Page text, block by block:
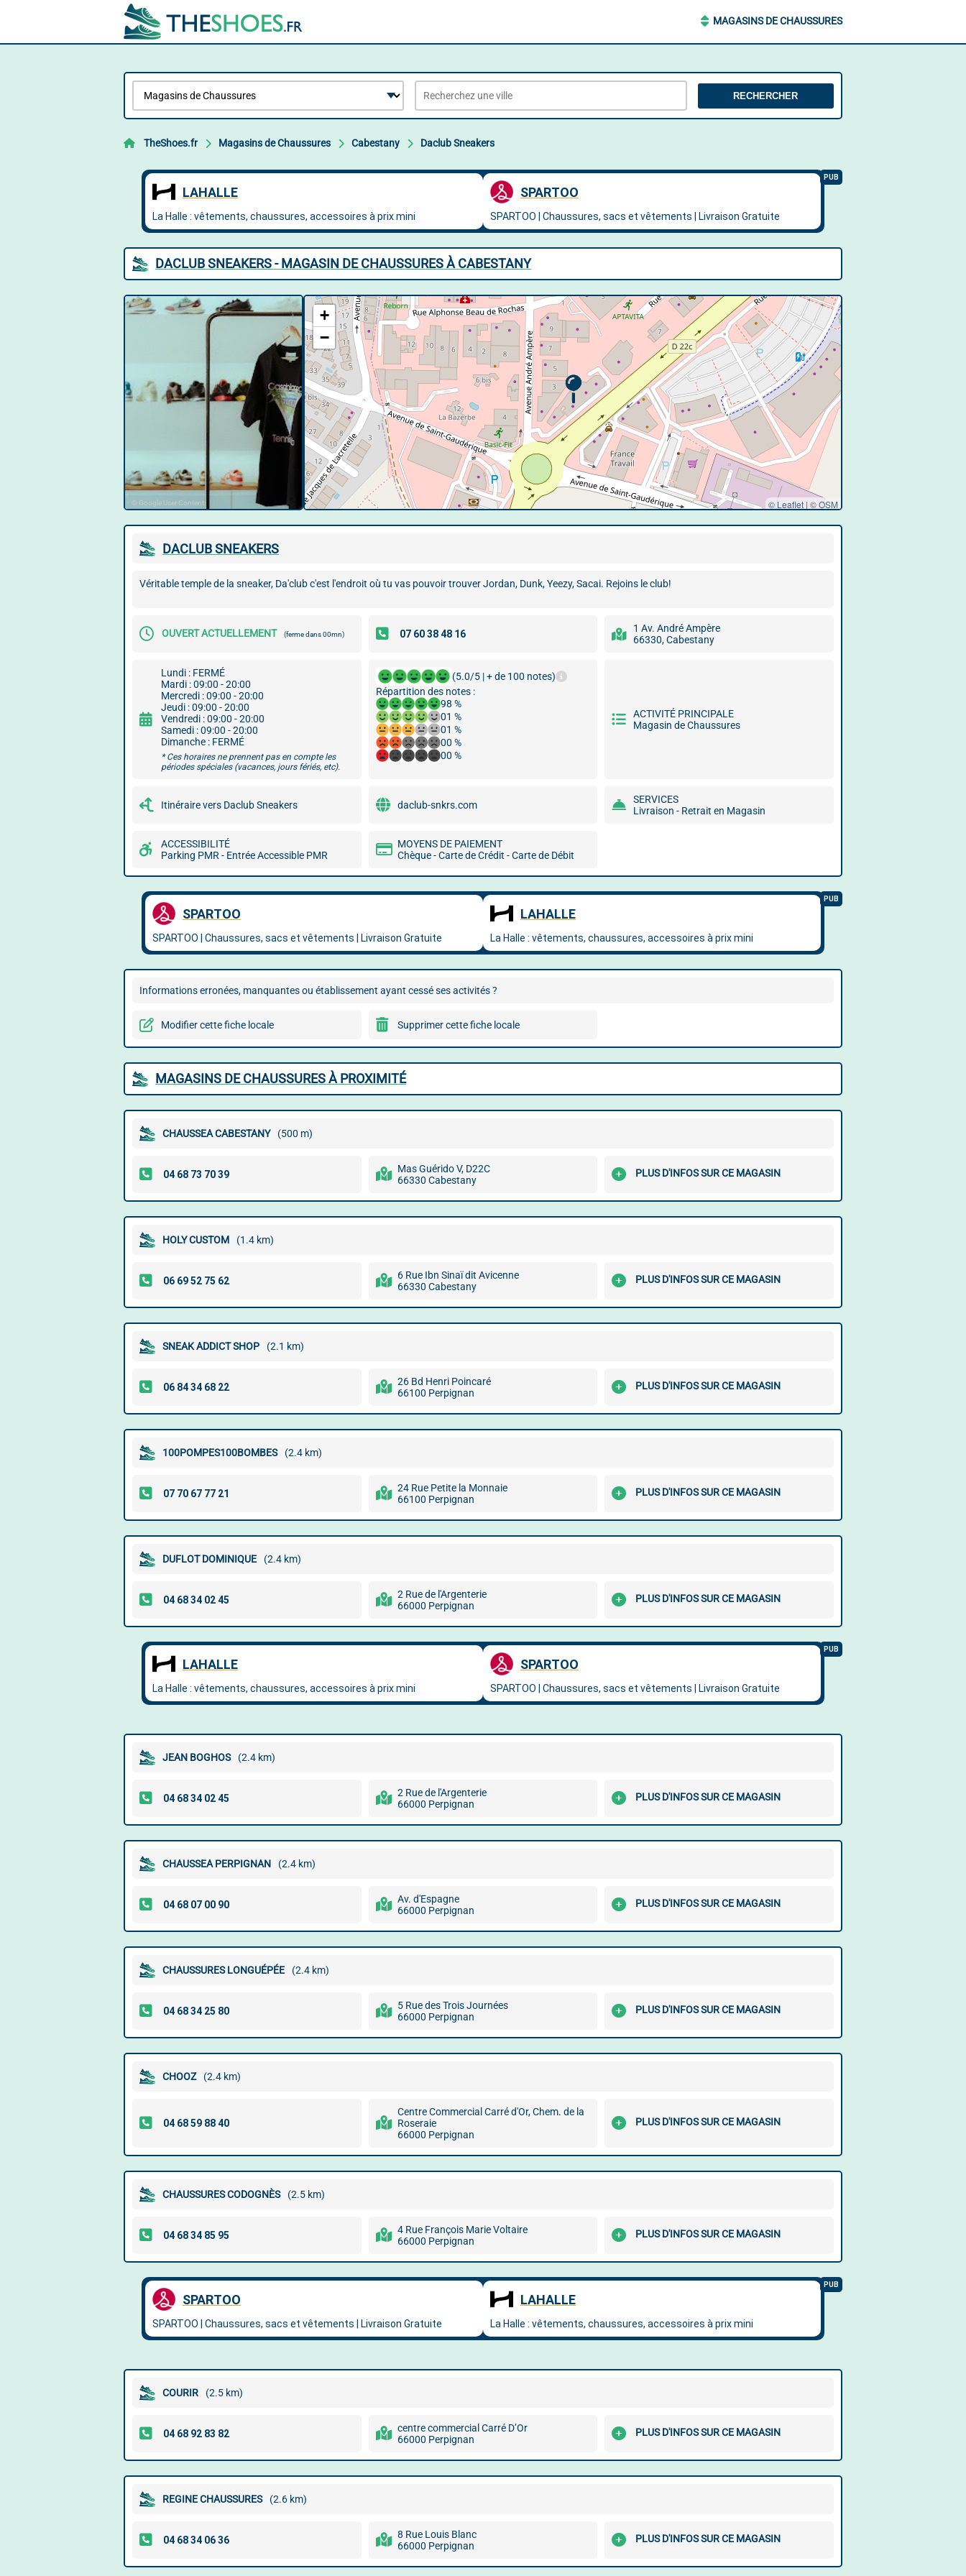
MAGASINS DE CHAUSSURES
RECHERCHER
TheShoes.fr Magasins de Chaussures Cabestany Daclub Sneakers
DACLUB SNEAKERS - MAGASIN DE CHAUSSURES À CABESTANY
© Google User Content
+
−
© Leaflet | ©OSM
DACLUB SNEAKERS
Véritable temple de la sneaker, Da'club c'est l'endroit où tu vas pouvoir trouver Jordan, Dunk, Yeezy, Sacai. Rejoins le club!
OUVERT ACTUELLEMENT (ferme dans 00mn)
1 Av. André Ampère
66330, Cabestany
Lundi : FERMÉ
Mardi : 09:00 - 20:00
Mercredi : 09:00 - 20:00
Jeudi : 09:00 - 20:00
Vendredi : 09:00 - 20:00
Samedi : 09:00 - 20:00
Dimanche : FERMÉ
* Ces horaires ne prennent pas en compte les
périodes spéciales (vacances, jours fériés, etc).
(5.0/5 | + de 100 notes)
Répartition des notes :
98 %
01 %
01 %
00 %
00 %
ACTIVITÉ PRINCIPALE
Magasin de Chaussures
Itinéraire vers Daclub Sneakers daclub-snkrs.com
SERVICES
Livraison - Retrait en Magasin
ACCESSIBILITÉ
Parking PMR - Entrée Accessible PMR
MOYENS DE PAIEMENT
Chèque - Carte de Crédit - Carte de Débit
Informations erronées, manquantes ou établissement ayant cessé ses activités ?
Modifier cette fiche locale Supprimer cette fiche locale
MAGASINS DE CHAUSSURES À PROXIMITÉ
CHAUSSEA CABESTANY (500 m)
Mas Guérido V, D22C
66330 Cabestany
PLUS D'INFOS SUR CE MAGASIN
HOLY CUSTOM (1.4 km)
6 Rue Ibn Sinaï dit Avicenne
66330 Cabestany
PLUS D'INFOS SUR CE MAGASIN
SNEAK ADDICT SHOP (2.1 km)
26 Bd Henri Poincaré
66100 Perpignan
PLUS D'INFOS SUR CE MAGASIN
100POMPES100BOMBES (2.4 km)
24 Rue Petite la Monnaie
66100 Perpignan
PLUS D'INFOS SUR CE MAGASIN
DUFLOT DOMINIQUE (2.4 km)
2 Rue de l'Argenterie
66000 Perpignan
PLUS D'INFOS SUR CE MAGASIN
JEAN BOGHOS (2.4 km)
2 Rue de l'Argenterie
66000 Perpignan
PLUS D'INFOS SUR CE MAGASIN
CHAUSSEA PERPIGNAN (2.4 km)
Av. d'Espagne
66000 Perpignan
PLUS D'INFOS SUR CE MAGASIN
CHAUSSURES LONGUÉPÉE (2.4 km)
5 Rue des Trois Journées
66000 Perpignan
PLUS D'INFOS SUR CE MAGASIN
CHOOZ (2.4 km)
Centre Commercial Carré d'Or, Chem. de la
Roseraie
66000 Perpignan
PLUS D'INFOS SUR CE MAGASIN
CHAUSSURES CODOGNÈS (2.5 km)
4 Rue François Marie Voltaire
66000 Perpignan
PLUS D'INFOS SUR CE MAGASIN
COURIR (2.5 km)
centre commercial Carré D’Or
66000 Perpignan
PLUS D'INFOS SUR CE MAGASIN
REGINE CHAUSSURES (2.6 km)
8 Rue Louis Blanc
66000 Perpignan
PLUS D'INFOS SUR CE MAGASIN